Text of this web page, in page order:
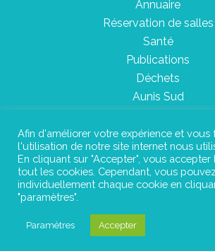
Annuaire
Réservation de salles
Santé
Publications
Déchets
Aunis Sud
Plan du site
Mentions légales
©Instant Urbain
Afin d'améliorer votre expérience et vous
l'utilisation de notre site internet nous
En cliquant sur "Accepter", vous
tout les cookies. Cependant, vous
individuellement chaque cookie en
"paramètres".
Paramètres Accepter